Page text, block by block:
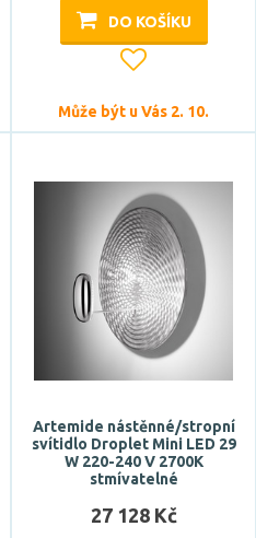
DO KOŠÍKU
Může být u Vás 2. 10.
Artemide nástěnné/stropní
svítidlo Droplet Mini LED 29
W 220-240 V 2700K
stmívatelné
27 128 Kč